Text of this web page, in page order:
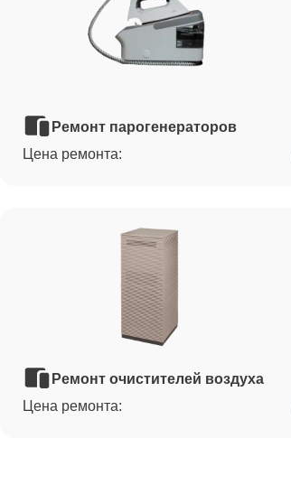
Ремонт парогенераторов
Цена ремонта:
Ремонт очистителей воздуха
Цена ремонта: